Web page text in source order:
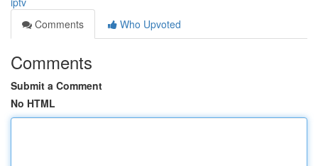
Comments
Who Upvoted
Comments
Submit a Comment
No HTML